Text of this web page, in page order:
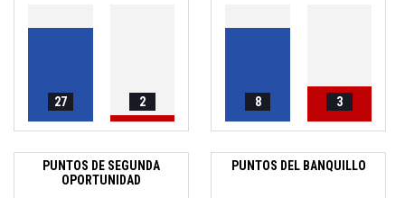
27 2 8 3
PUNTOS DE SEGUNDA
OPORTUNIDAD
PUNTOS DEL BANQUILLO